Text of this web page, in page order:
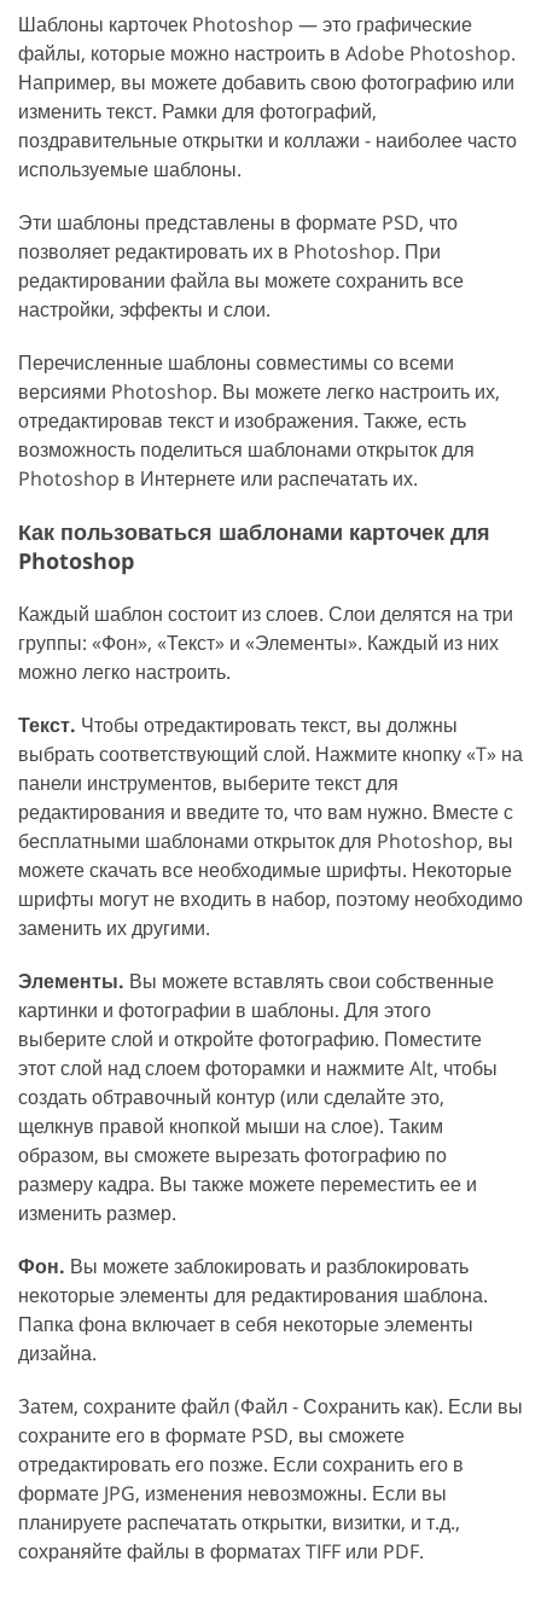
Шаблоны карточек Photoshop — это графические
файлы, которые можно настроить в Adobe Photoshop.
Например, вы можете добавить свою фотографию или
изменить текст. Рамки для фотографий,
поздравительные открытки и коллажи - наиболее часто
используемые шаблоны.
Эти шаблоны представлены в формате PSD, что
позволяет редактировать их в Photoshop. При
редактировании файла вы можете сохранить все
настройки, эффекты и слои.
Перечисленные шаблоны совместимы со всеми
версиями Photoshop. Вы можете легко настроить их,
отредактировав текст и изображения. Также, есть
возможность поделиться шаблонами открыток для
Photoshop в Интернете или распечатать их.
Как пользоваться шаблонами карточек для
Photoshop
Каждый шаблон состоит из слоев. Слои делятся на три
группы: «Фон», «Текст» и «Элементы». Каждый из них
можно легко настроить.
Текст. Чтобы отредактировать текст, вы должны
выбрать соответствующий слой. Нажмите кнопку «T» на
панели инструментов, выберите текст для
редактирования и введите то, что вам нужно. Вместе с
бесплатными шаблонами открыток для Photoshop, вы
можете скачать все необходимые шрифты. Некоторые
шрифты могут не входить в набор, поэтому необходимо
заменить их другими.
Элементы. Вы можете вставлять свои собственные
картинки и фотографии в шаблоны. Для этого
выберите слой и откройте фотографию. Поместите
этот слой над слоем фоторамки и нажмите Alt, чтобы
создать обтравочный контур (или сделайте это,
щелкнув правой кнопкой мыши на слое). Таким
образом, вы сможете вырезать фотографию по
размеру кадра. Вы также можете переместить ее и
изменить размер.
Фон. Вы можете заблокировать и разблокировать
некоторые элементы для редактирования шаблона.
Папка фона включает в себя некоторые элементы
дизайна.
Затем, сохраните файл (Файл - Сохранить как). Если вы
сохраните его в формате PSD, вы сможете
отредактировать его позже. Если сохранить его в
формате JPG, изменения невозможны. Если вы
планируете распечатать открытки, визитки, и т.д.,
сохраняйте файлы в форматах TIFF или PDF.